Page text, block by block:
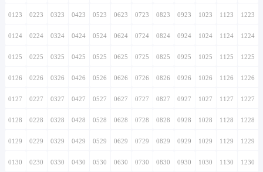
0123 0223 0323 0423 0523 0623 0723 0823 0923 1023 1123 1223
0124 0224 0324 0424 0524 0624 0724 0824 0924 1024 1124 1224
0125 0225 0325 0425 0525 0625 0725 0825 0925 1025 1125 1225
0126 0226 0326 0426 0526 0626 0726 0826 0926 1026 1126 1226
0127 0227 0327 0427 0527 0627 0727 0827 0927 1027 1127 1227
0128 0228 0328 0428 0528 0628 0728 0828 0928 1028 1128 1228
0129 0229 0329 0429 0529 0629 0729 0829 0929 1029 1129 1229
0130 0230 0330 0430 0530 0630 0730 0830 0930 1030 1130 1230